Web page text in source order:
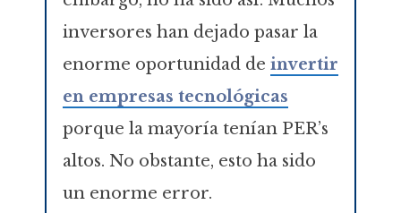
inversores han dejado pasar la
enorme oportunidad de invertir
en empresas tecnológicas
porque la mayoría tenían PER’s
altos. No obstante, esto ha sido
un enorme error.